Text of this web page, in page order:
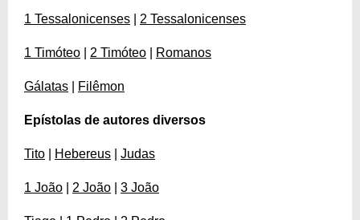
1 Tessalonicenses 2 Tessalonicenses
1 Timóteo 2 Timóteo Romanos
Gálatas Filêmon
Epístolas de autores diversos
Tito Hebereus Judas
1 João 2 João 3 João